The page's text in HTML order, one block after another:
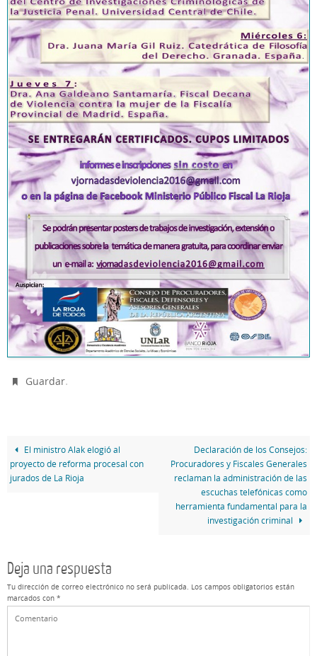
Guardar.
El ministro Alak elogió al
proyecto de reforma procesal con
jurados de La Rioja
Declaración de los Consejos:
Procuradores y Fiscales Generales
reclaman la administración de las
escuchas telefónicas como
herramienta fundamental para la
investigación criminal
Deja una respuesta
Tu dirección de correo electrónico no será publicada. Los campos obligatorios están
marcados con *